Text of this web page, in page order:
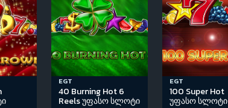
EGT
40 Burning Hot 6
Reels უფასო სლოტი
EGT
100 Super Hot
უფასო სლოტი